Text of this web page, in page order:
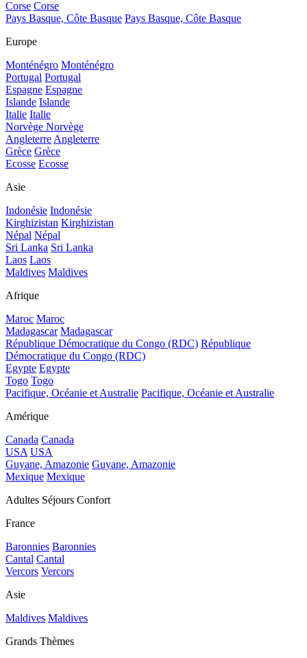
Corse Corse
Pays Basque, Côte Basque Pays Basque, Côte Basque
Europe
Monténégro Monténégro
Portugal Portugal
Espagne Espagne
Islande Islande
Italie Italie
Norvège Norvège
AngleterreAngleterre
Grèce Grèce
Ecosse Ecosse
Asie
Indonésie Indonésie
Kirghizistan Kirghizistan
Népal Népal
Sri Lanka Sri Lanka
Laos Laos
Maldives Maldives
Afrique
Maroc Maroc
Madagascar Madagascar
République Démocratique du Congo (RDC) République
Démocratique du Congo (RDC)
Egypte Egypte
Togo Togo
Pacifique, Océanie et Australie Pacifique, Océanie et Australie
Amérique
Canada Canada
USA USA
Guyane, Amazonie Guyane, Amazonie
Mexique Mexique
Adultes Séjours Confort
France
Baronnies Baronnies
Cantal Cantal
Vercors Vercors
Asie
Maldives Maldives
Grands Thèmes